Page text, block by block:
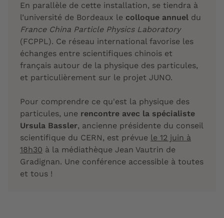
En parallèle de cette installation, se tiendra à
l’université de Bordeaux le colloque annuel du
France China Particle Physics Laboratory
(FCPPL). Ce réseau international favorise les
échanges entre scientifiques chinois et
français autour de la physique des particules,
et particulièrement sur le projet JUNO.
Pour comprendre ce qu'est la physique des
particules, une rencontre avec la spécialiste
Ursula Bassler, ancienne présidente du conseil
scientifique du CERN, est prévue le 12 juin à
18h30 à la médiathèque Jean Vautrin de
Gradignan. Une conférence accessible à toutes
et tous !